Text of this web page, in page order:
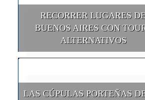
RECORRER LUGARES
BUENOS AIRES CON
ALTERNATIVOS
LAS CÚPULAS PORTEÑAS